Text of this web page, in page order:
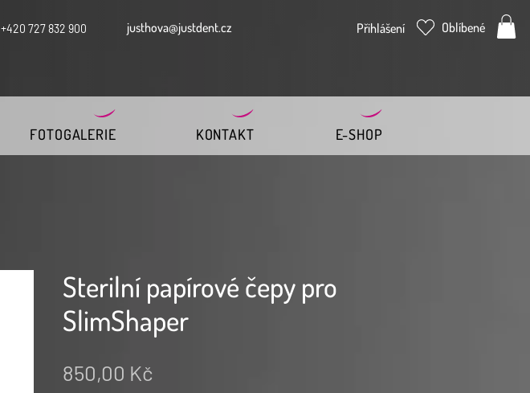
+420 727 832 900 Přihlášení
justhova@justdent.cz Oblíbené
Sterilní papírové čepy pro
SlimShaper
850,00 Kč
FOTOGALERIE KONTAKT E-SHOP